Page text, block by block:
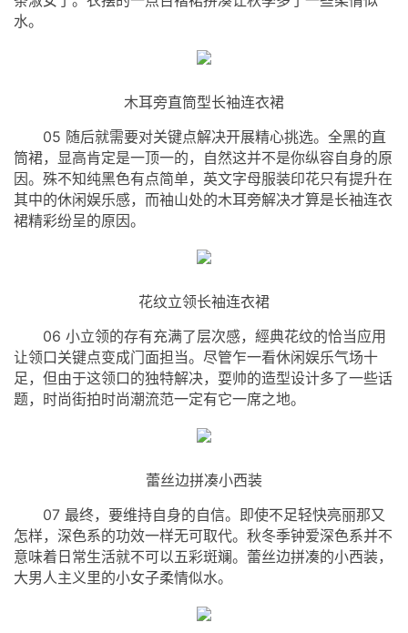
水。
木耳旁直筒型长袖连衣裙
05 随后就需要对关键点解决开展精心挑选。全黑的直
筒裙，显高肯定是一顶一的，自然这并不是你纵容自身的原
因。殊不知纯黑色有点简单，英文字母服装印花只有提升在
其中的休闲娱乐感，而袖山处的木耳旁解决才算是长袖连衣
裙精彩纷呈的原因。
花纹立领长袖连衣裙
06 小立领的存有充满了层次感，經典花纹的恰当应用
让领口关键点变成门面担当。尽管乍一看休闲娱乐气场十
足，但由于这领口的独特解决，耍帅的造型设计多了一些话
题，时尚街拍时尚潮流范一定有它一席之地。
蕾丝边拼凑小西装
07 最终，要维持自身的自信。即使不足轻快亮丽那又
怎样，深色系的功效一样无可取代。秋冬季钟爱深色系并不
意味着日常生活就不可以五彩斑斓。蕾丝边拼凑的小西装，
大男人主义里的小女子柔情似水。